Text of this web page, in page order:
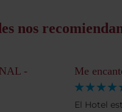
nos
-
Me
El Hotel